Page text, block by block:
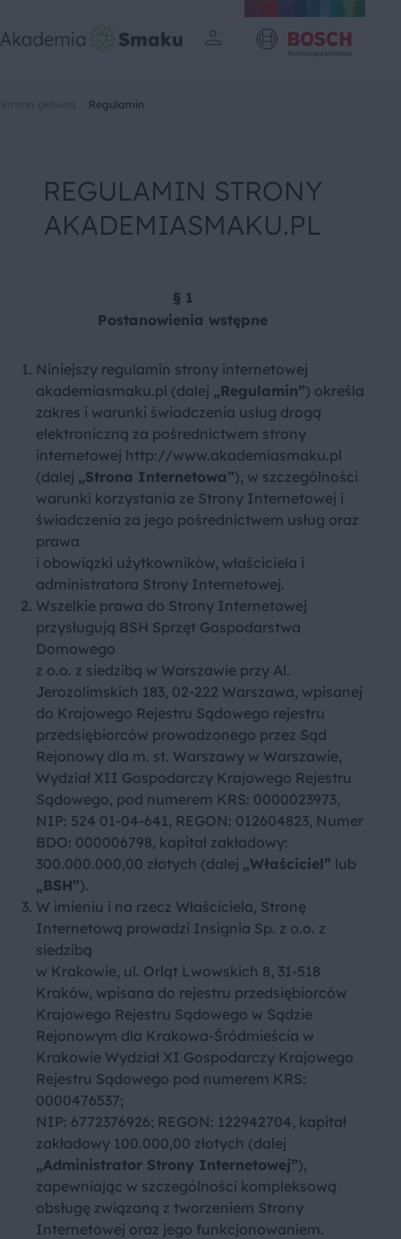
Regulamin
REGULAMIN STRONY
AKADEMIASMAKU.PL
§ 1
Postanowienia wstępne
Niniejszy regulamin strony internetowej
akademiasmaku.pl (dalej „Regulamin”) określa
zakres i warunki świadczenia usług drogą
elektroniczną za pośrednictwem strony
internetowej http://www.akademiasmaku.pl
(dalej „Strona Internetowa”), w szczególności
warunki korzystania ze Strony Internetowej i
świadczenia za jego pośrednictwem usług oraz
prawa
i obowiązki użytkowników, właściciela i
administratora Strony Internetowej.
Wszelkie prawa do Strony Internetowej
przysługują BSH Sprzęt Gospodarstwa
Domowego
z o.o. z siedzibą w Warszawie przy Al.
Jerozolimskich 183, 02-222 Warszawa, wpisanej
do Krajowego Rejestru Sądowego rejestru
przedsiębiorców prowadzonego przez Sąd
Rejonowy dla m. st. Warszawy w Warszawie,
Wydział XII Gospodarczy Krajowego Rejestru
Sądowego, pod numerem KRS: 0000023973,
NIP: 524 01-04-641, REGON: 012604823, Numer
BDO: 000006798, kapitał zakładowy:
300.000.000,00 złotych (dalej „Właściciel” lub
„BSH”).
W imieniu i na rzecz Właściciela, Stronę
Internetową prowadzi Insignia Sp. z o.o. z
siedzibą
w Krakowie, ul. Orląt Lwowskich 8, 31-518
Kraków, wpisana do rejestru przedsiębiorców
Krajowego Rejestru Sądowego w Sądzie
Rejonowym dla Krakowa-Śródmieścia w
Krakowie Wydział XI Gospodarczy Krajowego
Rejestru Sądowego pod numerem KRS:
0000476537;
NIP: 6772376926; REGON: 122942704, kapitał
zakładowy 100.000,00 złotych (dalej
„Administrator Strony Internetowej”),
zapewniając w szczególności kompleksową
obsługę związaną z tworzeniem Strony
Internetowej oraz jego funkcjonowaniem.